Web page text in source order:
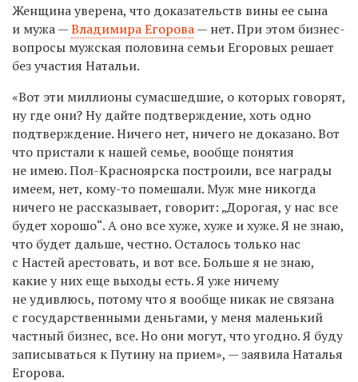
Женщина уверена, что доказательств вины ее сына
и мужа —Владимира Егорова— нет. При этом бизнес-
вопросы мужская половина семьи Егоровых решает
без участия Натальи.
«Вот эти миллионы сумасшедшие, о которых говорят,
ну где они? Ну дайте подтверждение, хоть одно
подтверждение. Ничего нет, ничего не доказано. Вот
что пристали к нашей семье, вообще понятия
не имею. Пол-Красноярска построили, все награды
имеем, нет, кому-то помешали. Муж мне никогда
ничего не рассказывает, говорит: „Дорогая, у нас все
будет хорошо“. А оно все хуже, хуже и хуже. Я не знаю,
что будет дальше, честно. Осталось только нас
с Настей арестовать, и вот все. Больше я не знаю,
какие у них еще выходы есть. Я уже ничему
не удивлюсь, потому что я вообще никак не связана
с государственными деньгами, у меня маленький
частный бизнес, все. Но они могут, что угодно. Я буду
записываться к Путину на прием», — заявила Наталья
Егорова.